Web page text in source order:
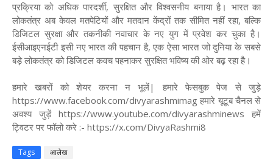
प्रक्रिया को अधिक पारदर्शी, सुरक्षित और विश्वसनीय बनाया है। भारत का
लोकतंत्र अब केवल मतपेटियों और मतदान केंद्रों तक सीमित नहीं रहा, बल्कि
डिजिटल सुरक्षा और तकनीकी नवाचार के नए युग में प्रवेश कर चुका है।
ईसीआइएनईटी इसी नए भारत की पहचान है, एक ऐसा भारत जो दुनिया के सबसे
बड़े लोकतंत्र को डिजिटल कवच पहनाकर सुरक्षित भविष्य की ओर बढ़ रहा है।
हमारे खबरों को शेयर करना न भूलें| हमारे फेसबुक पेज से जुड़े
https://www.facebook.com/divyarashmimag हमारे यूटूब चैनल से
अवश्य जुड़ें https://www.youtube.com/divyarashminews हमें
ट्विटर पर फॉलो करे :- https://x.com/DivyaRashmi8
Tags आलेख